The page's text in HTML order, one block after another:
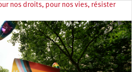
nos droits, pour nos vies, résister